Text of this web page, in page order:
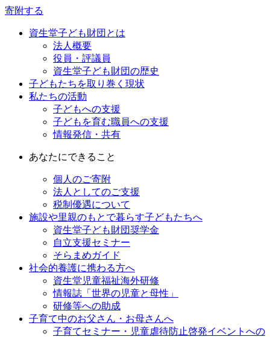
寄附する
資生堂子ども財団とは
法人概要
役員・評議員
資生堂子ども財団の歴史
子どもたちを取り巻く現状
私たちの活動
子どもへの支援
子どもを育む職員への支援
情報発信・共有
あなたにできること
個人のご寄附
法人としてのご支援
税制優遇について
施設や里親のもとで暮らす子どもたちへ
資生堂子ども財団奨学金
自立支援セミナー
そらまめガイド
社会的養護に携わる方へ
資生堂児童福祉海外研修
情報誌「世界の児童と母性」
研修等への助成
子育て中のお父さん・お母さんへ
子育てセミナー・児童虐待防止啓発イベントへの